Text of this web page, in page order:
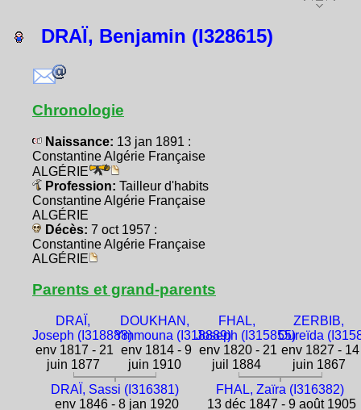
DRAÏ, Benjamin (I328615)
Chronologie
Naissance: 13 jan 1891 :
Constantine Algérie Française
ALGÉRIE
Profession: Tailleur d'habits
Constantine Algérie Française
ALGÉRIE
Décès: 7 oct 1957 :
Constantine Algérie Française
ALGÉRIE
Parents et grand-parents
DRAÏ,
Joseph (I318888)
env 1817 - 21
juin 1877
DOUKHAN,
Ymmouna (I318889)
env 1814 - 9
juin 1910
FHAL,
Joseph (I315855)
env 1820 - 21
juil 1884
ZERBIB,
Oureïda
env 1827 - 14
juin 1867
DRAÏ, Sassi (I316381)
env 1846 - 8 jan 1920
FHAL, Zaïra (I316382)
13 déc 1847 - 9 août 1905